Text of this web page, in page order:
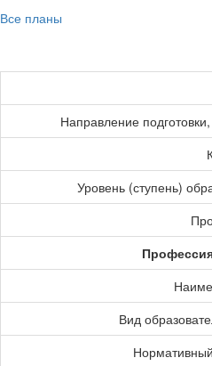
Все планы
Направление
Уровень (ступень)
Вид